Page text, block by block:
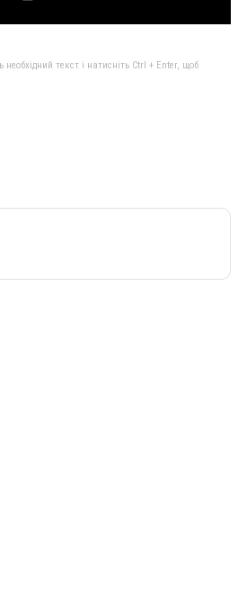
текст і натисніть Ctrl + Enter, щоб